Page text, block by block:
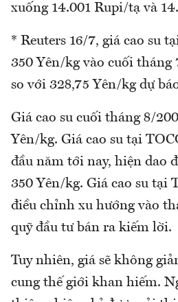
xuống 14.001 Rupi/tạ và
* Reuters 16/7, giá cao su
350 Yên/kg vào cuối tháng
so với 328,75 Yên/kg dự
Giá cao su cuối tháng 8/
Yên/kg. Giá cao su tại
đầu năm tới nay, hiện dao
350 Yên/kg. Giá cao su tại
điều chỉnh xu hướng vào
quỹ đầu tư bán ra kiếm lời.
Tuy nhiên, giá sẽ không
cung thế giới khan hiếm.